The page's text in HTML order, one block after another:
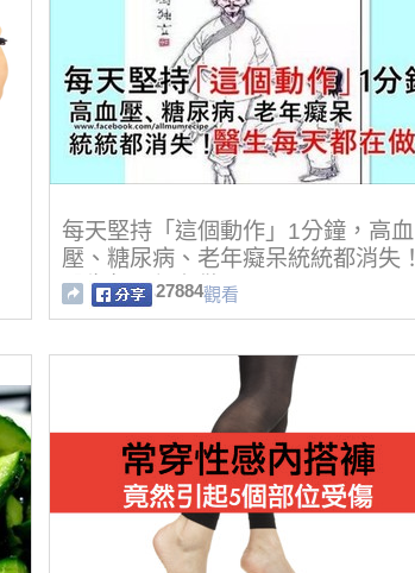
每天堅持「這個動作」1分鐘，高血
壓、糖尿病、老年癡呆統統都消失！
醫生每天都在做！
27884觀看